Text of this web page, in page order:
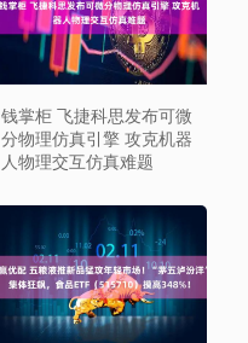
钱掌柜 飞捷科思发布可微
分物理仿真引擎 攻克机器
人物理交互仿真难题